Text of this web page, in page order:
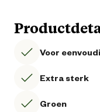
Voor
Extra sterk
Groen